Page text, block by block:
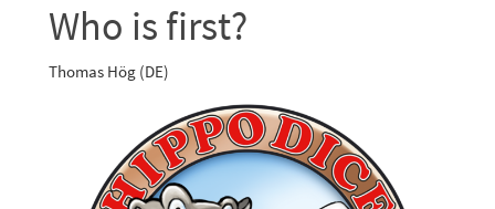
Who is first?
Thomas Hög (DE)